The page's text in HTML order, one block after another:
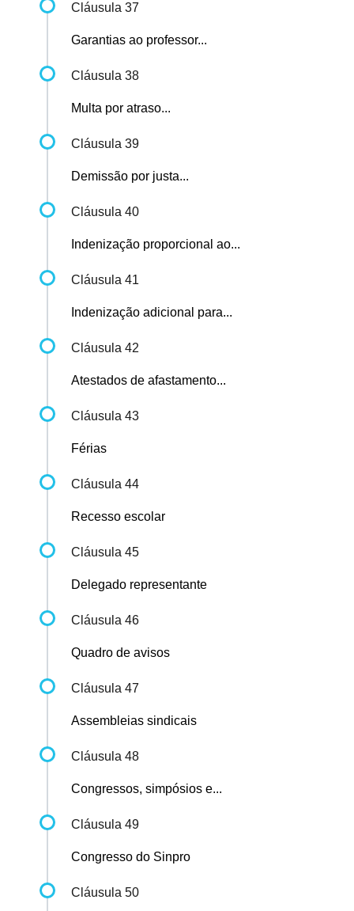
Cláusula 37
Garantias ao professor...
Cláusula 38
Multa por atraso...
Cláusula 39
Demissão por justa...
Cláusula 40
Indenização proporcional ao...
Cláusula 41
Indenização adicional para...
Cláusula 42
Atestados de afastamento...
Cláusula 43
Férias
Cláusula 44
Recesso escolar
Cláusula 45
Delegado representante
Cláusula 46
Quadro de avisos
Cláusula 47
Assembleias sindicais
Cláusula 48
Congressos, simpósios e...
Cláusula 49
Congresso do Sinpro
Cláusula 50